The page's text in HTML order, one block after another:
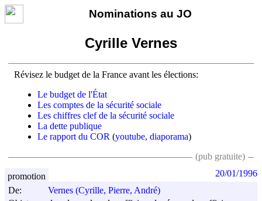
Nominations au JO
Cyrille Vernes
Révisez le budget de la France avant les élections:
Le budget de l'État
Les comptes de la sécurité sociale
Les chiffres clef de la sécurité sociale
La dette publique
Le rapport du COR (youtube, diaporama)
(pub gratuite)
De:
Vernes (Cyrille, Pierre, André)
promotion 20/01/1996